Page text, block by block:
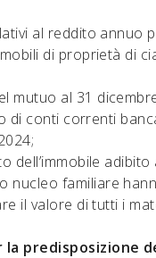
al reddito annuo
di proprietà di
mutuo al 31
conti correnti
nucleo familiare
il valore di tutti i
predisposizione